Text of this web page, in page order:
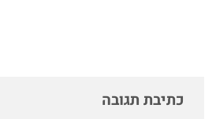
כתיבת תגובה